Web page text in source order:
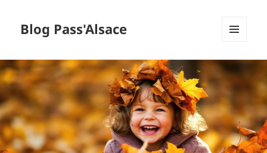
Blog Pass'Alsace
WIDGETS